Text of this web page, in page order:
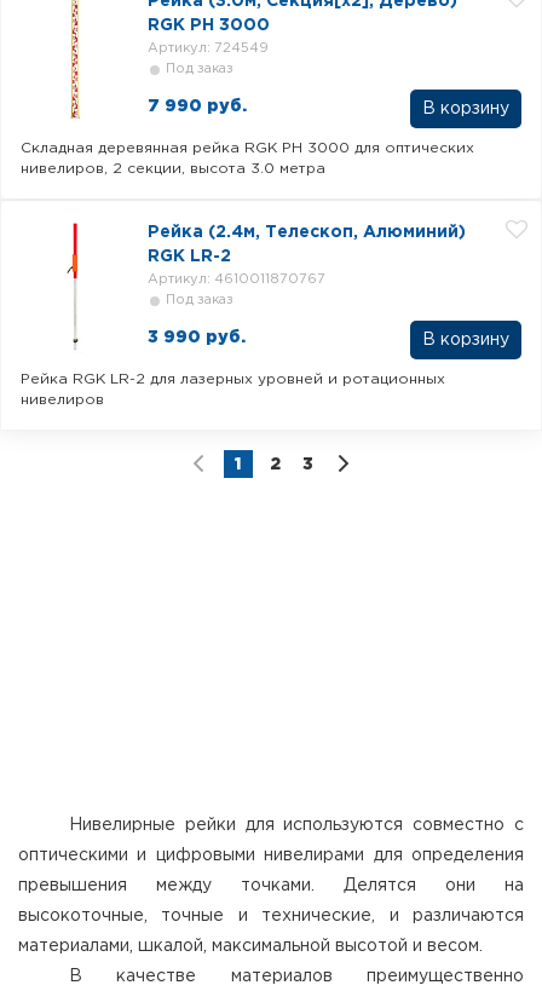
RGK РН 3000
Под заказ
Артикул: 724549
7 990 руб. В корзину
Складная деревянная рейка RGK РН 3000 для оптических
нивелиров, 2 секции, высота 3.0 метра
Рейка (2.4м, Телескоп, Алюминий)
RGK LR-2
Под заказ
Артикул: 4610011870767
3 990 руб. В корзину
Рейка RGK LR-2 для лазерных уровней и ротационных
нивелиров
1 2 3
Нивелирные рейки для используются совместно с
оптическими и цифровыми нивелирами для определения
превышения между точками. Делятся они на
высокоточные, точные и технические, и различаются
материалами, шкалой, максимальной высотой и весом.
В качестве материалов преимущественно